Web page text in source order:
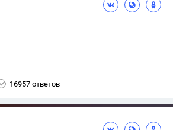
16957 ответов